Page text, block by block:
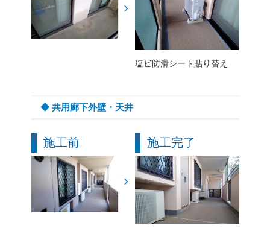
塩ビ防滑シート貼り替え
◆ 共用廊下外壁・天井
施工前 施工完了